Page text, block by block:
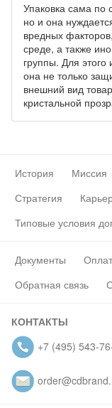
Упаковка сама по
но и она
вредных
среде, а также
группы. Для этого
она не только
внешний вид
кристальной
История Миссия
Стратегия
Типовые условия
Документы
Обратная связь
КОНТАКТЫ
+7 (495) 543-